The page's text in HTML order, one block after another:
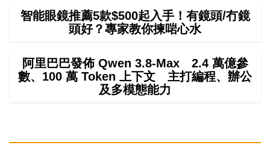
智能眼鏡推薦5款$500起入手！有鏡頭/冇鏡
頭好？專家教你揀啱心水
阿里巴巴發佈 Qwen 3.8-Max 2.4 萬億參
數、100 萬 Token 上下文 主打編程、辦公
及多模態能力